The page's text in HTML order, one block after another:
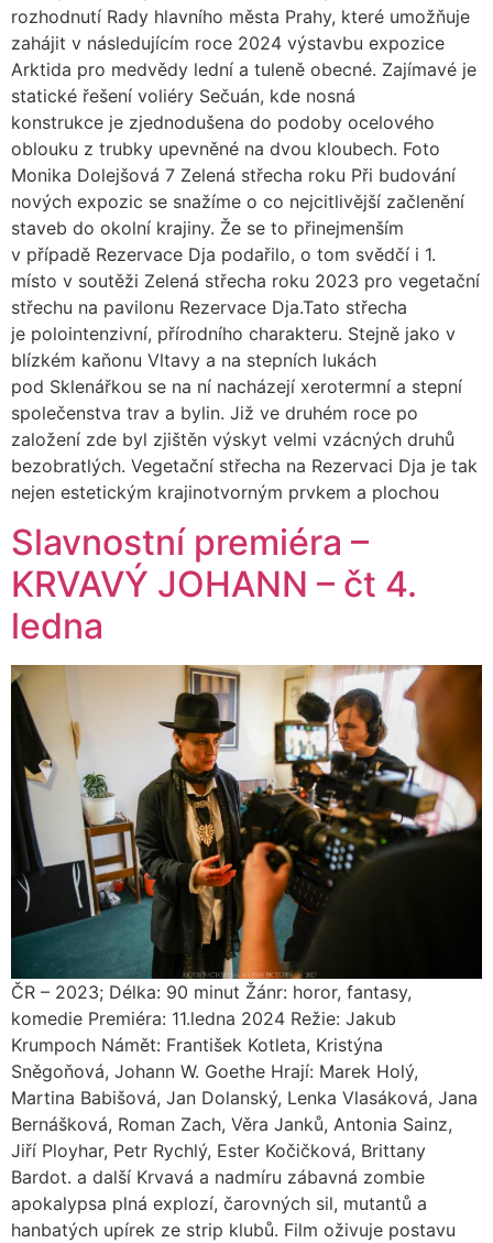
rozhodnutí Rady hlavního města Prahy, které umožňuje
zahájit v následujícím roce 2024 výstavbu expozice
Arktida pro medvědy lední a tuleně obecné. Zajímavé je
statické řešení voliéry Sečuán, kde nosná
konstrukce je zjednodušena do podoby ocelového
oblouku z trubky upevněné na dvou kloubech. Foto
Monika Dolejšová 7 Zelená střecha roku Při budování
nových expozic se snažíme o co nejcitlivější začlenění
staveb do okolní krajiny. Že se to přinejmenším
v případě Rezervace Dja podařilo, o tom svědčí i 1.
místo v soutěži Zelená střecha roku 2023 pro vegetační
střechu na pavilonu Rezervace Dja.Tato střecha
je polointenzivní, přírodního charakteru. Stejně jako v
blízkém kaňonu Vltavy a na stepních lukách
pod Sklenářkou se na ní nacházejí xerotermní a stepní
společenstva trav a bylin. Již ve druhém roce po
založení zde byl zjištěn výskyt velmi vzácných druhů
bezobratlých. Vegetační střecha na Rezervaci Dja je tak
nejen estetickým krajinotvorným prvkem a plochou
Slavnostní premiéra –
KRVAVÝ JOHANN – čt 4.
ledna
ČR – 2023; Délka: 90 minut Žánr: horor, fantasy,
komedie Premiéra: 11.ledna 2024 Režie: Jakub
Krumpoch Námět: František Kotleta, Kristýna
Sněgoňová, Johann W. Goethe Hrají: Marek Holý,
Martina Babišová, Jan Dolanský, Lenka Vlasáková, Jana
Bernášková, Roman Zach, Věra Janků, Antonia Sainz,
Jiří Ployhar, Petr Rychlý, Ester Kočičková, Brittany
Bardot. a další Krvavá a nadmíru zábavná zombie
apokalypsa plná explozí, čarovných sil, mutantů a
hanbatých upírek ze strip klubů. Film oživuje postavu